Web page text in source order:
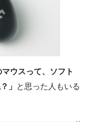
ウスって、ソフト
」
と思った人もいる